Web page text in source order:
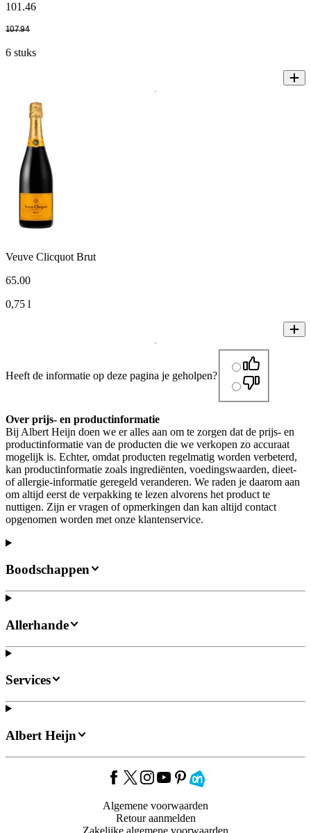
101 .46
107.94
6 stuks
Veuve Clicquot Brut
65.00
0,75 l
Heeft de informatie op deze pagina je geholpen?
Over prijs- en productinformatie
Bij Albert Heijn doen we er alles aan om te zorgen dat de prijs- en
productinformatie van de producten die we verkopen zo accuraat
mogelijk is. Echter, omdat producten regelmatig worden verbeterd,
kan productinformatie zoals ingrediënten, voedingswaarden, dieet-
of allergie-informatie geregeld veranderen. We raden je daarom aan
om altijd eerst de verpakking te lezen alvorens het product te
nuttigen. Zijn er vragen of opmerkingen dan kan altijd contact
opgenomen worden met onze klantenservice.
Boodschappen
Allerhande
Services
Albert Heijn
Algemene voorwaarden
Retour aanmelden
Zakelijke algemene voorwaarden